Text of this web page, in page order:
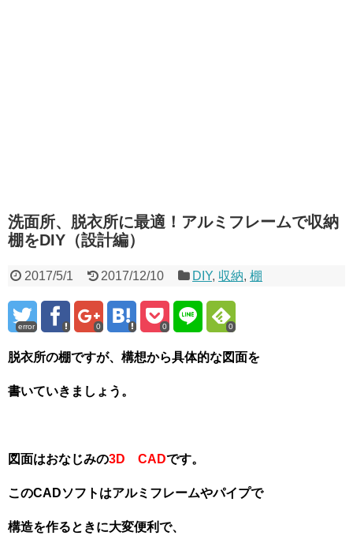
洗面所、脱衣所に最適！アルミフレームで収納
棚をDIY（設計編）
2017/5/1 2017/12/10 DIY, 収納,棚
error 0 0 0
脱衣所の棚ですが、構想から具体的な図面を
書いていきましょう。
図面はおなじみの3D CADです。
このCADソフトはアルミフレームやパイプで
構造を作るときに大変便利で、